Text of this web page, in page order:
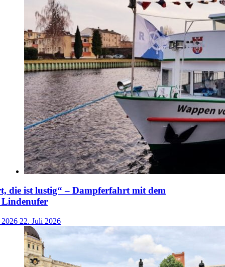
die ist lustig“ – Dampferfahrt mit dem
22. Juli 2026